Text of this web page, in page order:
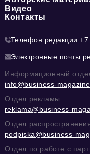
Видео
Контакты
Телефон редакции:+7
Электронные почты
Информационный
info@business-
Отдел рекламы
reklama@business-
Отдел
podpiska@business-
Отдел по работе с